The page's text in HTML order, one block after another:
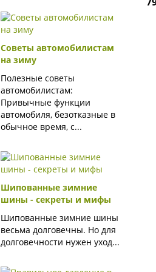
Советы автомобилистам
на зиму
Полезные советы
автомобилистам:
Привычные функции
автомобиля, безотказные в
обычное время, с...
Шипованные зимние
шины - секреты и мифы
Шипованные зимние шины
весьма долговечны. Но для
долговечности нужен уход...